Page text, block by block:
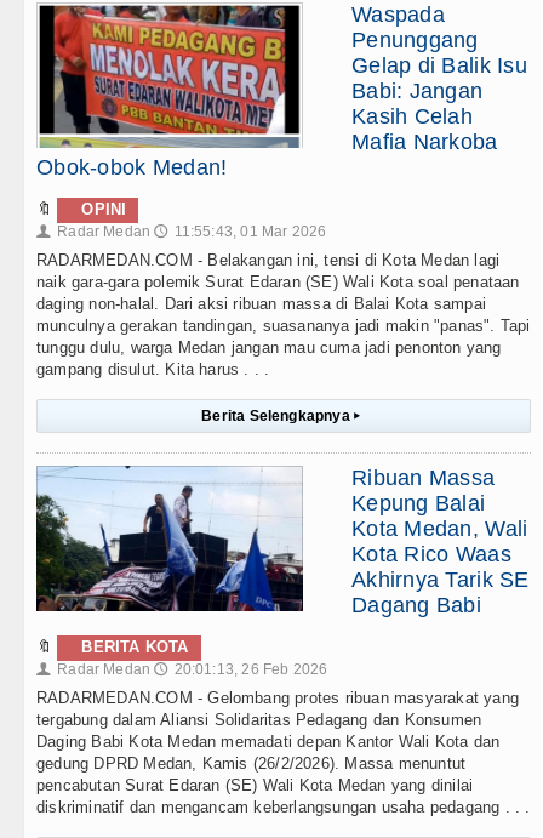
Waspada
Penunggang
Gelap di Balik Isu
Babi: Jangan
Kasih Celah
Mafia Narkoba
Obok-obok Medan!
🔖 OPINI
👤 Radar Medan 🕔 11:55:43, 01 Mar 2026
RADARMEDAN.COM - Belakangan ini, tensi di Kota Medan lagi
naik gara-gara polemik Surat Edaran (SE) Wali Kota soal penataan
daging non-halal. Dari aksi ribuan massa di Balai Kota sampai
munculnya gerakan tandingan, suasananya jadi makin "panas". Tapi
tunggu dulu, warga Medan jangan mau cuma jadi penonton yang
gampang disulut. Kita harus . . .
Berita Selengkapnya ▸
Ribuan Massa
Kepung Balai
Kota Medan, Wali
Kota Rico Waas
Akhirnya Tarik SE
Dagang Babi
🔖 BERITA KOTA
👤 Radar Medan 🕔 20:01:13, 26 Feb 2026
RADARMEDAN.COM - Gelombang protes ribuan masyarakat yang
tergabung dalam Aliansi Solidaritas Pedagang dan Konsumen
Daging Babi Kota Medan memadati depan Kantor Wali Kota dan
gedung DPRD Medan, Kamis (26/2/2026). Massa menuntut
pencabutan Surat Edaran (SE) Wali Kota Medan yang dinilai
diskriminatif dan mengancam keberlangsungan usaha pedagang . . .